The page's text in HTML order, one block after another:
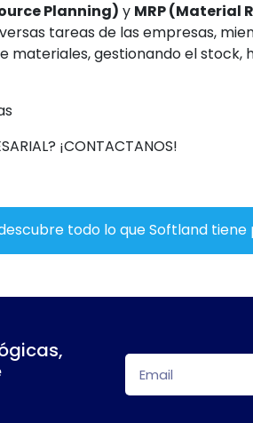
Planning) y MRP (Material
tareas de las empresas,
materiales, gestionando el
¡CONTACTANOS!
todo lo que Softland tiene